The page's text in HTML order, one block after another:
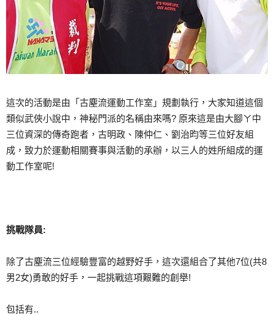
這次的活動是由「古塵流運動工作室」規劃執行，大家知道這個
類似武俠小說中，神秘門派的名稱由來嗎? 原來這是由大腳ㄚ中
三位資深的傳奇跑者，古明政、陳仲仁、劉治昀等三位好友組
成，致力於運動相關賽事與活動的承辦，以三人的姓所組成的運
動工作室呢!
挑戰隊員:
除了古塵流三位經驗豐富的越野好手，這次還組合了其他7位(共8
男2女)勇敢的好手，一起挑戰這項艱難的創舉!
包括有..